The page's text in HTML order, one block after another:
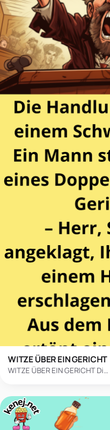
WITZE ÜBER EIN GERICHT
WITZE ÜBER EIN GERICHT Di…